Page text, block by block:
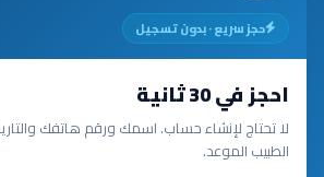
حجز سريع · بدون تسجيل
احجز في 30 ثانية
لا تحتاج لإنشاء حساب. اسمك ورقم هاتفك
الطبيب الموعد.